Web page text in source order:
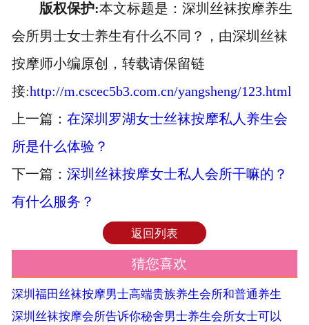
版权保护:本文标题是：深圳丝袜按摩养生
会所男士女士养生有什么不同？，由深圳丝袜
按摩师小编原创，转载请保留链
接:http://m.cscec5b3.com.cn/yangsheng/123.html
上一篇： 在深圳罗湖女士丝袜按摩私人养生会
所是什么体验？
下一篇： 深圳丝袜按摩女士私人会所干嘛的？
有什么服务？
返回列表
猜您喜欢
深圳福田丝袜按摩男士高端贵族养生会所和普通养生
深圳丝袜按摩会所告诉你秘舍男士养生会所女士可以